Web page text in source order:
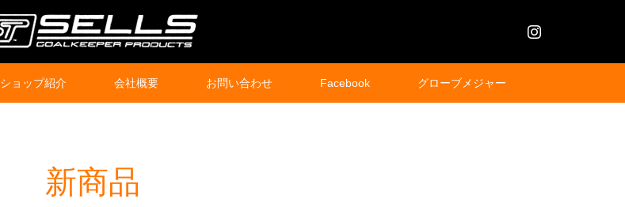
ショップ紹介 会社概要 お問い合わせ Facebook グローブメジャー
新商品